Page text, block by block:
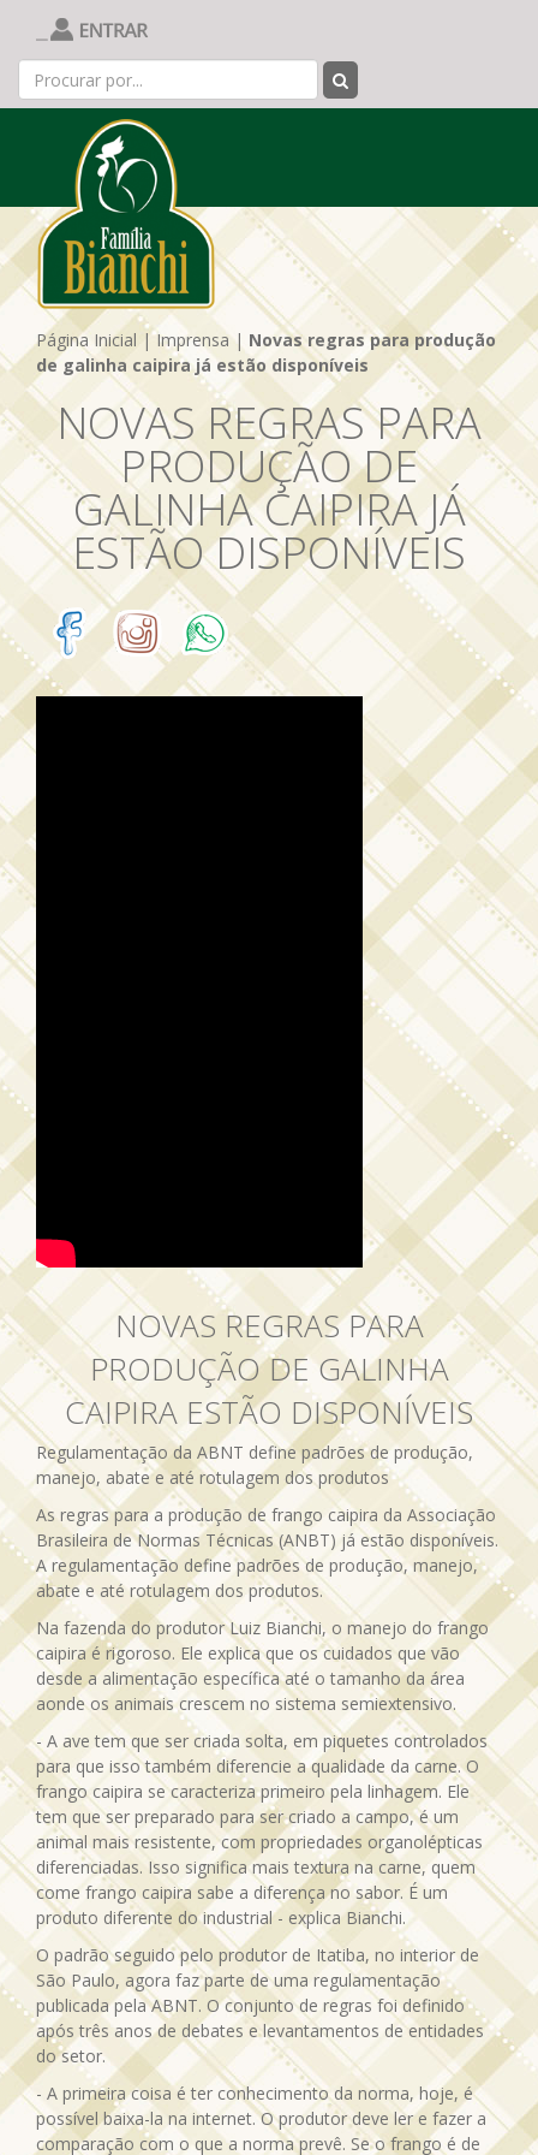
Página Inicial |Imprensa | Novas regras para produção
de galinha caipira já estão disponíveis
NOVAS REGRAS PARA
PRODUÇÃO DE
GALINHA CAIPIRA JÁ
ESTÃO DISPONÍVEIS
NOVAS REGRAS PARA
PRODUÇÃO DE GALINHA
CAIPIRA ESTÃO DISPONÍVEIS
Regulamentação da ABNT define padrões de produção,
manejo, abate e até rotulagem dos produtos
As regras para a produção de frango caipira da Associação
Brasileira de Normas Técnicas (ANBT) já estão disponíveis.
A regulamentação define padrões de produção, manejo,
abate e até rotulagem dos produtos.
Na fazenda do produtor Luiz Bianchi, o manejo do frango
caipira é rigoroso. Ele explica que os cuidados que vão
desde a alimentação específica até o tamanho da área
aonde os animais crescem no sistema semiextensivo.
- A ave tem que ser criada solta, em piquetes controlados
para que isso também diferencie a qualidade da carne. O
frango caipira se caracteriza primeiro pela linhagem. Ele
tem que ser preparado para ser criado a campo, é um
animal mais resistente, com propriedades organolépticas
diferenciadas. Isso significa mais textura na carne, quem
come frango caipira sabe a diferença no sabor. É um
produto diferente do industrial - explica Bianchi.
O padrão seguido pelo produtor de Itatiba, no interior de
São Paulo, agora faz parte de uma regulamentação
publicada pela ABNT. O conjunto de regras foi definido
após três anos de debates e levantamentos de entidades
do setor.
- A primeira coisa é ter conhecimento da norma, hoje, é
possível baixa-la na internet. O produtor deve ler e fazer a
comparação com o que a norma prevê. Se o frango é de